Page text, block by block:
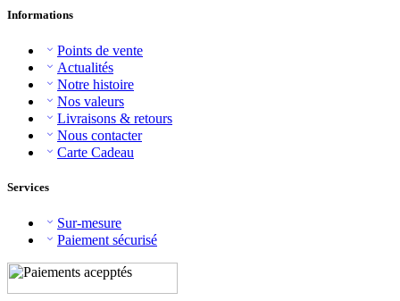
Informations
Points de vente
Actualités
Notre histoire
Nos valeurs
Livraisons & retours
Nous contacter
Carte Cadeau
Services
Sur-mesure
Paiement sécurisé